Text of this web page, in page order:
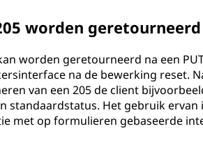
worden geretourneerd
worden geretourneerd na een
na de bewerking reset.
van een 205 de client
standaardstatus. Het gebruik
met op formulieren gebaseerde